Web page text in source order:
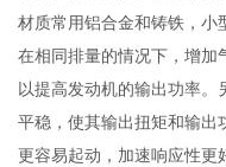
材质常用铝合金和铸铁，小
在相同排量的情况下，增加
以提高发动机的输出功率。
平稳，使其输出扭矩和输出
更容易起动，加速响应性更